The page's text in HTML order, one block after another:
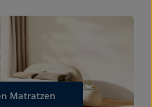
Matratzen